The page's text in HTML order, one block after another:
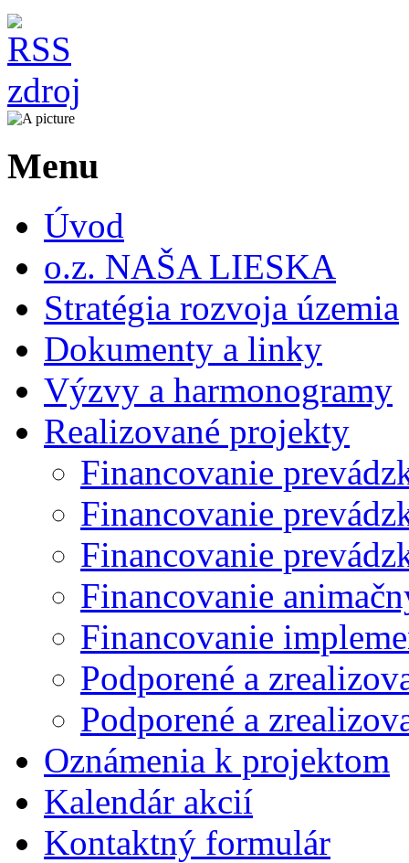
Menu
Úvod
o.z. NAŠA LIESKA
Stratégia rozvoja územia
Dokumenty a linky
Výzvy a harmonogramy
Realizované projekty
Financovanie
Financovanie
Financovanie
Financovanie
Financovanie
Podporené a
Podporené a
Oznámenia k projektom
Kalendár akcií
Kontaktný formulár